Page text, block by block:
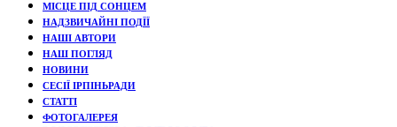
МІСЦЕ ПІД СОНЦЕМ
НАДЗВИЧАЙНІ ПОДЇЇ
НАШІ АВТОРИ
НАШ ПОГЛЯД
НОВИНИ
СЕСІЇ ІРПІНЬРАДИ
СТАТТІ
ФОТОГАЛЕРЕЯ